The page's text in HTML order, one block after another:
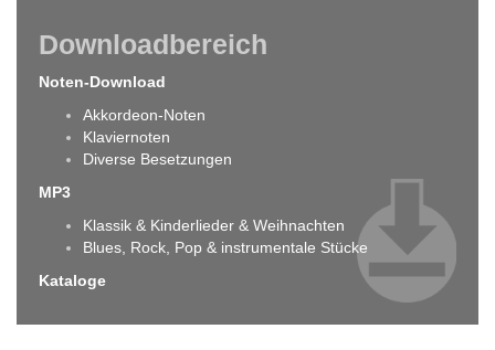
Downloadbereich
Noten-Download
Akkordeon-Noten
Klaviernoten
Diverse Besetzungen
MP3
Klassik & Kinderlieder & Weihnachten
Blues, Rock, Pop & instrumentale Stücke
Kataloge